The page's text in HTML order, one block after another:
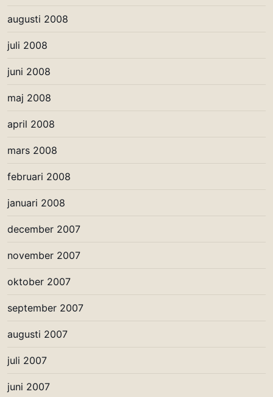
augusti 2008
juli 2008
juni 2008
maj 2008
april 2008
mars 2008
februari 2008
januari 2008
december 2007
november 2007
oktober 2007
september 2007
augusti 2007
juli 2007
juni 2007